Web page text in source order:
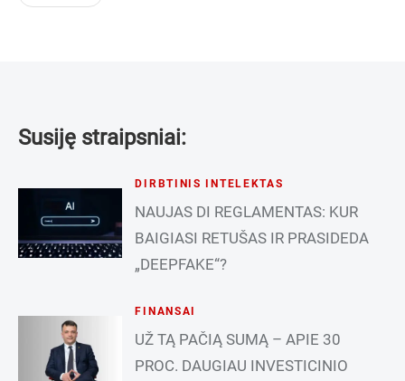
Susiję straipsniai:
DIRBTINIS INTELEKTAS
NAUJAS DI REGLAMENTAS: KUR
BAIGIASI RETUŠAS IR PRASIDEDA
„DEEPFAKE“?
FINANSAI
UŽ TĄ PAČIĄ SUMĄ – APIE 30
PROC. DAUGIAU INVESTICINIO